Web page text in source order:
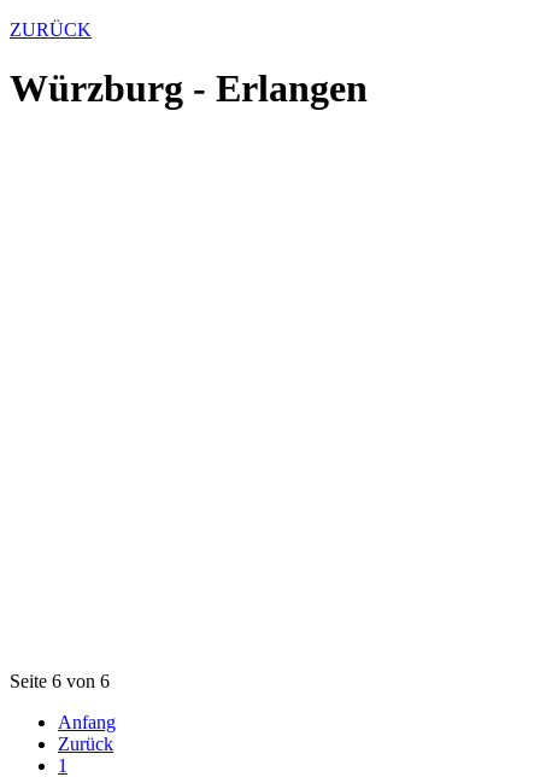
ZURÜCK
Würzburg - Erlangen
Seite 6 von 6
Anfang
Zurück
1